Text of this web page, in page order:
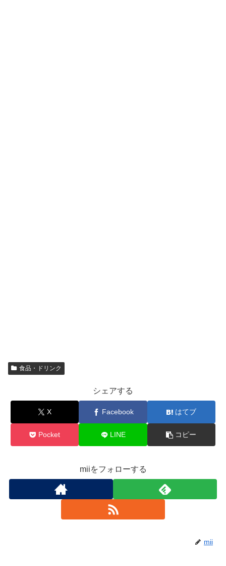
食品・ドリンク
シェアする
X Facebook はてブ
Pocket LINE コピー
miiをフォローする
mii